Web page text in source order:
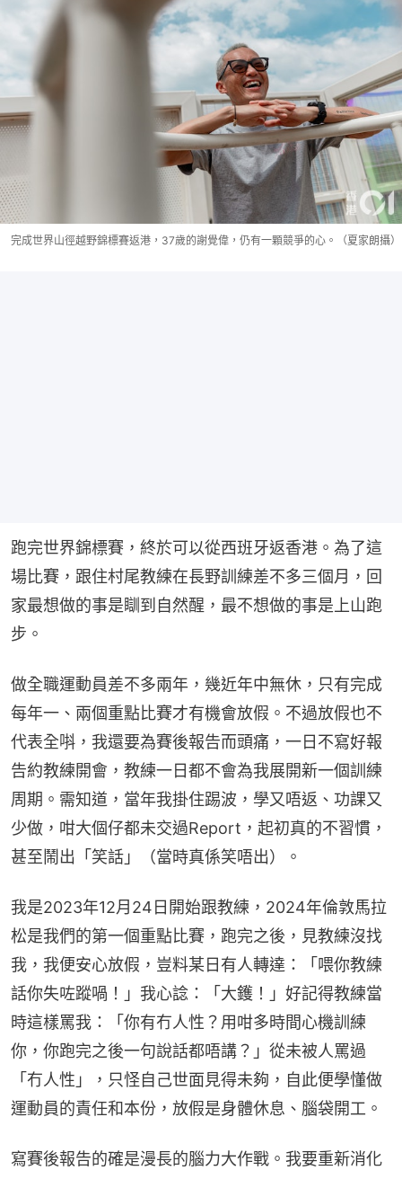
完成世界山徑越野錦標賽返港，37歲的謝覺偉，仍有一顆競爭的心。（夏家朗攝）
跑完世界錦標賽，終於可以從西班牙返香港。為了這
場比賽，跟住村尾教練在長野訓練差不多三個月，回
家最想做的事是瞓到自然醒，最不想做的事是上山跑
步。
做全職運動員差不多兩年，幾近年中無休，只有完成
每年一、兩個重點比賽才有機會放假。不過放假也不
代表全唞，我還要為賽後報告而頭痛，一日不寫好報
告約教練開會，教練一日都不會為我展開新一個訓練
周期。需知道，當年我掛住踢波，學又唔返、功課又
少做，咁大個仔都未交過Report，起初真的不習慣，
甚至鬧出「笑話」（當時真係笑唔出）。
我是2023年12月24日開始跟教練，2024年倫敦馬拉
松是我們的第一個重點比賽，跑完之後，見教練沒找
我，我便安心放假，豈料某日有人轉達：「喂你教練
話你失咗蹤喎！」我心諗：「大鑊！」好記得教練當
時這樣罵我：「你有冇人性？用咁多時間心機訓練
你，你跑完之後一句說話都唔講？」從未被人罵過
「冇人性」，只怪自己世面見得未夠，自此便學懂做
運動員的責任和本份，放假是身體休息、腦袋開工。
寫賽後報告的確是漫長的腦力大作戰。我要重新消化